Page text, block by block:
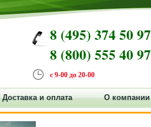
8 (495) 374 50 97
8 (800) 555 40 97
с 9-00 до 20-00
Доставка и оплата О компании